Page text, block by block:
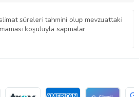
süreleri tahmini olup mevzuattaki
koşuluyla sapmalar